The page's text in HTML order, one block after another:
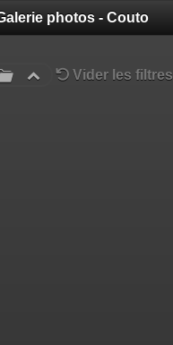
photos - Couto
Vider les filtres